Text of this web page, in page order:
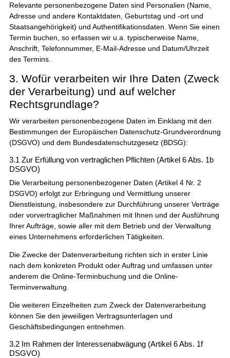
Relevante personenbezogene Daten sind Personalien (Name,
Adresse und andere Kontaktdaten, Geburtstag und -ort und
Staatsangehörigkeit) und Authentifikationsdaten. Wenn Sie einen
Termin buchen, so erfassen wir u.a. typischerweise Name,
Anschrift, Telefonnummer, E-Mail-Adresse und Datum/Uhrzeit
des Termins.
3. Wofür verarbeiten wir Ihre Daten (Zweck
der Verarbeitung) und auf welcher
Rechtsgrundlage?
Wir verarbeiten personenbezogene Daten im Einklang mit den
Bestimmungen der Europäischen Datenschutz-Grundverordnung
(DSGVO) und dem Bundesdatenschutzgesetz (BDSG):
3.1 Zur Erfüllung von vertraglichen Pflichten (Artikel 6 Abs. 1b
DSGVO)
Die Verarbeitung personenbezogener Daten (Artikel 4 Nr. 2
DSGVO) erfolgt zur Erbringung und Vermittlung unserer
Dienstleistung, insbesondere zur Durchführung unserer Verträge
oder vorvertraglicher Maßnahmen mit Ihnen und der Ausführung
Ihrer Aufträge, sowie aller mit dem Betrieb und der Verwaltung
eines Unternehmens erforderlichen Tätigkeiten.
Die Zwecke der Datenverarbeitung richten sich in erster Linie
nach dem konkreten Produkt oder Auftrag und umfassen unter
anderem die Online-Terminbuchung und die Online-
Terminverwaltung.
Die weiteren Einzelheiten zum Zweck der Datenverarbeitung
können Sie den jeweiligen Vertragsunterlagen und
Geschäftsbedingungen entnehmen.
3.2 Im Rahmen der Interessenabwägung (Artikel 6 Abs. 1f
DSGVO)